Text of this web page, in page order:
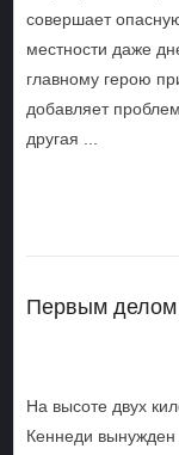
совершает
местности даже
главному герою
добавляет
другая ...
Первым делом
На высоте двух
Кеннеди вынужден